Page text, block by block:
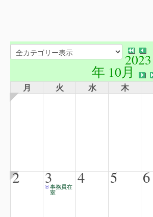
2023
年 10月
月 火 水 木
2 3事務員在
室
4 5 6